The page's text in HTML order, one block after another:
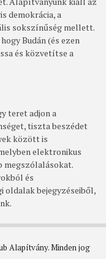
demokrácia, a
sokszínűség mellett.
Budán (és ezen
és közvetítse a
teret adjon a
tiszta beszédet
között is
elektronikus
megszólalásokat.
és
oldalak bejegyzéseiből,
Alapítvány. Minden jog